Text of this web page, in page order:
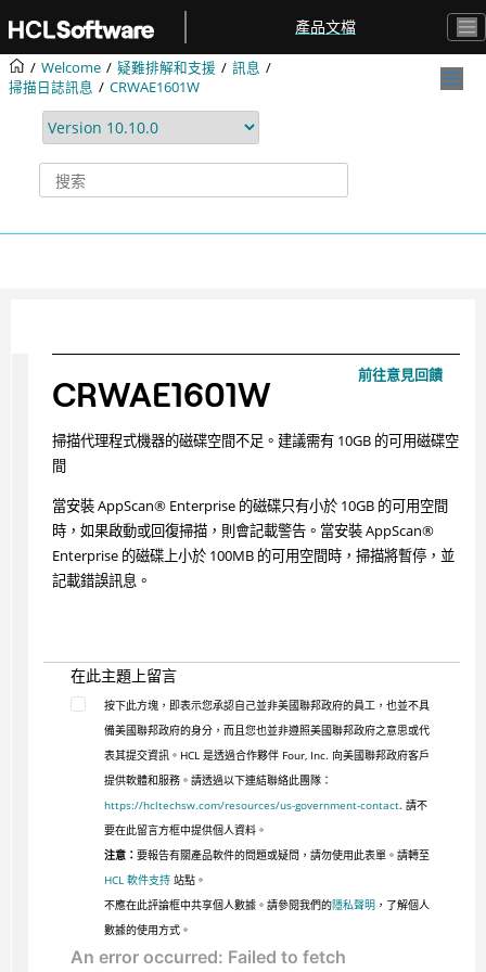
產品文檔
Welcome 疑難排解和支援
訊息
掃描日誌訊息
CRWAE1601W
前往意見回饋
CRWAE1601W
掃描代理程式機器的磁碟空間不足。建議需有 10GB 的可用磁碟空
間
當安裝AppScan®Enterprise 的磁碟只有小於 10GB 的可用空間
時，如果啟動或回復掃描，則會記載警告。當安裝AppScan®
Enterprise 的磁碟上小於 100MB 的可用空間時，掃描將暫停，並
記載錯誤訊息。
在此主題上留言
按下此方塊，即表示您承認自己並非美國聯邦政府的員工，也並不具
備美國聯邦政府的身分，而且您也並非遵照美國聯邦政府之意思或代
表其提交資訊。HCL 是透過合作夥伴 Four, Inc. 向美國聯邦政府客戶
提供軟體和服務。請透過以下連結聯絡此團隊：
https://hcltechsw.com/resources/us-government-contact. 請不
要在此留言方框中提供個人資料。
注意： 要報告有關產品軟件的問題或疑問，請勿使用此表單。請轉至
HCL 軟件支持站點。
不應在此評論框中共享個人數據。請參閱我們的隱私聲明 ，了解個人
數據的使用方式。